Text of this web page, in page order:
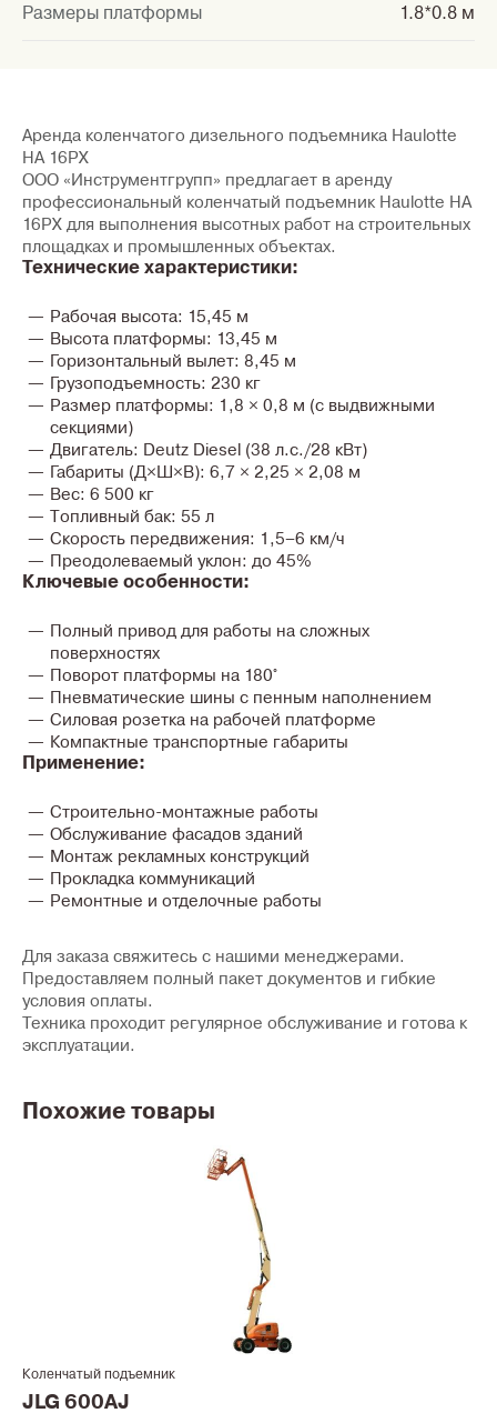
Размеры платформы 1.8*0.8 м
Аренда коленчатого дизельного подъемника Haulotte
HA 16PX
ООО «Инструментгрупп» предлагает в аренду
профессиональный коленчатый подъемник Haulotte HA
16PX для выполнения высотных работ на строительных
площадках и промышленных объектах.
Технические характеристики:
Рабочая высота: 15,45 м
Высота платформы: 13,45 м
Горизонтальный вылет: 8,45 м
Грузоподъемность: 230 кг
Размер платформы: 1,8 × 0,8 м (с выдвижными
секциями)
Двигатель: Deutz Diesel (38 л.с./28 кВт)
Габариты (Д×Ш×В): 6,7 × 2,25 × 2,08 м
Вес: 6 500 кг
Топливный бак: 55 л
Скорость передвижения: 1,5–6 км/ч
Преодолеваемый уклон: до 45%
Ключевые особенности:
Полный привод для работы на сложных
поверхностях
Поворот платформы на 180°
Пневматические шины с пенным наполнением
Силовая розетка на рабочей платформе
Компактные транспортные габариты
Применение:
Строительно-монтажные работы
Обслуживание фасадов зданий
Монтаж рекламных конструкций
Прокладка коммуникаций
Ремонтные и отделочные работы
Для заказа свяжитесь с нашими менеджерами.
Предоставляем полный пакет документов и гибкие
условия оплаты.
Техника проходит регулярное обслуживание и готова к
эксплуатации.
Похожие товары
Коленчатый подъемник
JLG 600AJ